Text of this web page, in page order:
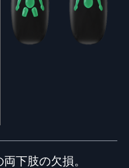
下肢の欠損。